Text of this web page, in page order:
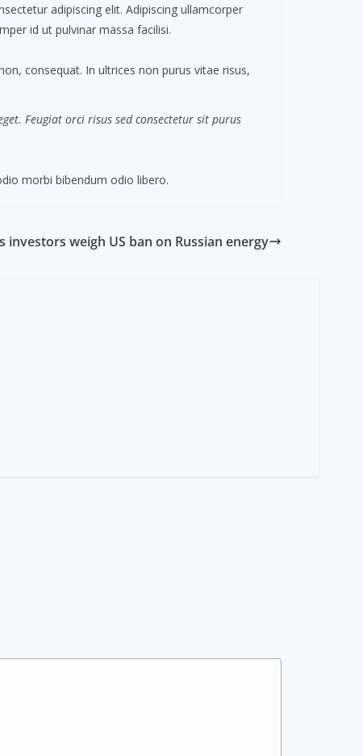
adipiscing elit. Adipiscing ullamcorper
id ut pulvinar massa facilisi.
consequat. In ultrices non purus vitae risus,
Feugiat orci risus sed consectetur sit purus
morbi bibendum odio libero.
investors weigh US ban on Russian energy